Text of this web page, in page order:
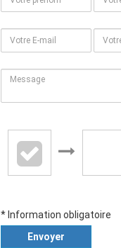
* Information obligatoire
Envoyer